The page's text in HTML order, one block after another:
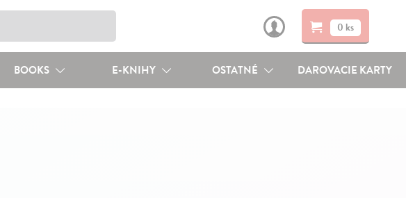
0 ks
BOOKS E-KNIHY OSTATNÉ DAROVACIE KARTY